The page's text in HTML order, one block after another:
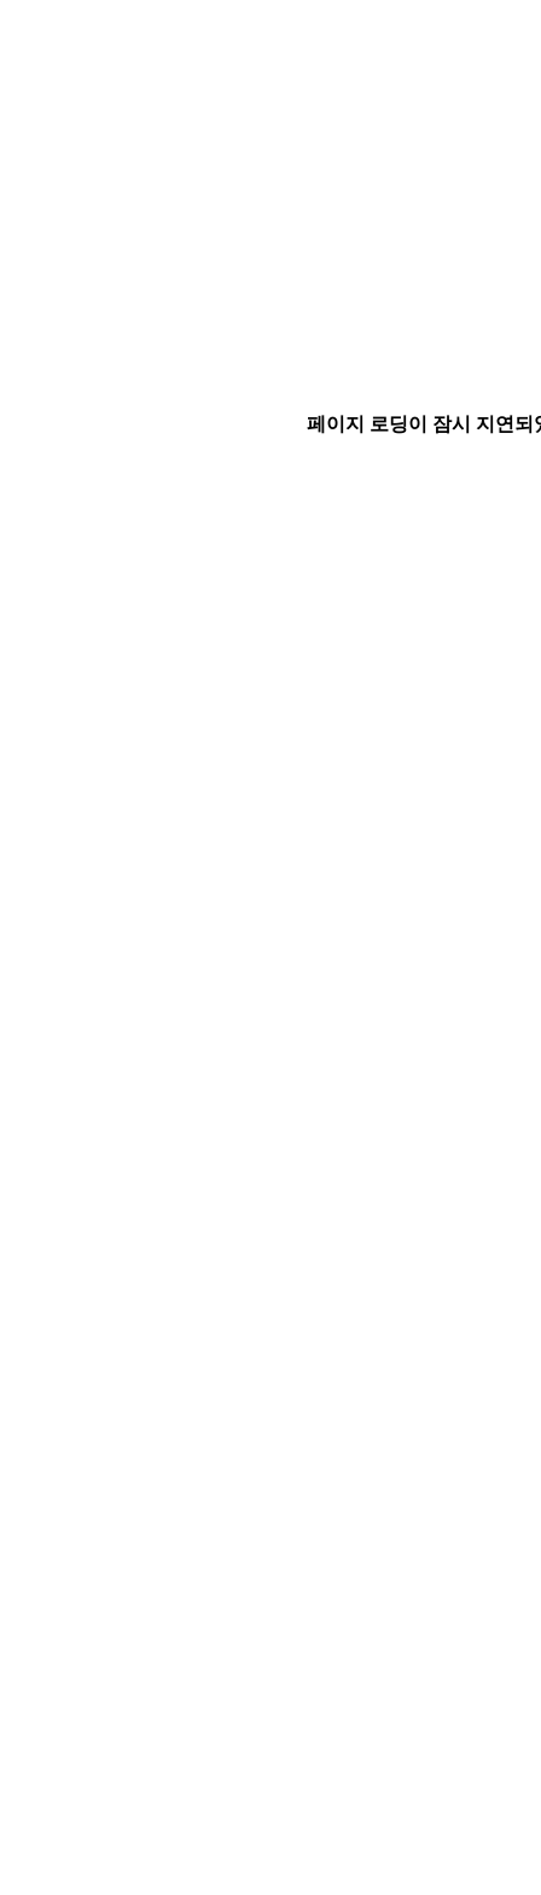
페이지 로딩이 잠시 지연